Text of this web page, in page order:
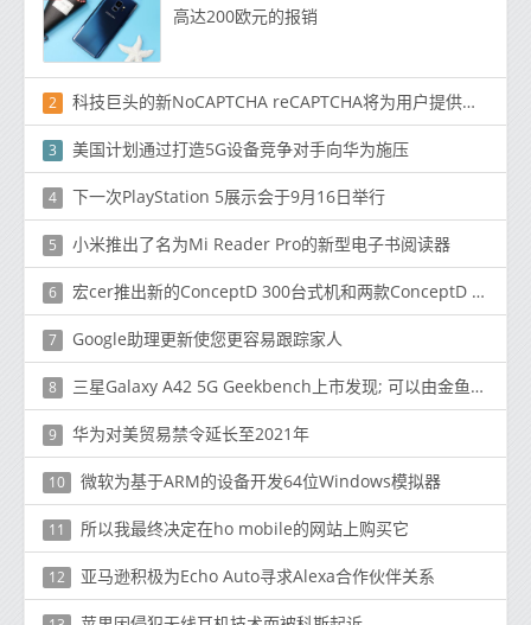
高达200欧元的报销
2 科技巨头的新NoCAPTCHA reCAPTCHA将为用户提供一个复选框来标记
3 美国计划通过打造5G设备竞争对手向华为施压
4 下一次PlayStation 5展示会于9月16日举行
5 小米推出了名为Mi Reader Pro的新型电子书阅读器
6 宏cer推出新的ConceptD 300台式机和两款ConceptD 7系列笔记本电脑
7 Google助理更新使您更容易跟踪家人
8 三星Galaxy A42 5G Geekbench上市发现; 可以由金鱼草690加油
9 华为对美贸易禁令延长至2021年
10 微软为基于ARM的设备开发64位Windows模拟器
11 所以我最终决定在ho mobile的网站上购买它
12 亚马逊积极为Echo Auto寻求Alexa合作伙伴关系